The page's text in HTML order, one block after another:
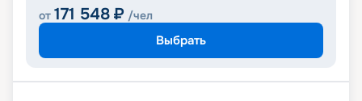
от 171 548 ₽ /чел
Выбрать